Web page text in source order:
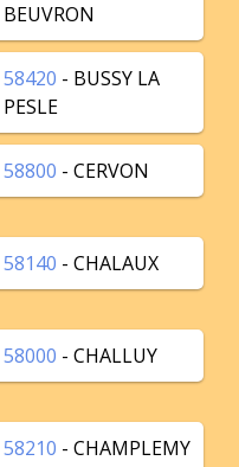
BEUVRON
58420 - BUSSY LA
PESLE
58800 - CERVON
58140 - CHALAUX
58000 - CHALLUY
58210 - CHAMPLEMY